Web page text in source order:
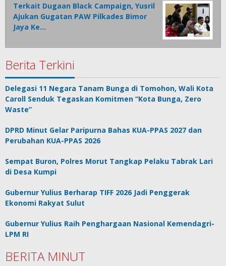
Terkait Dugaan Black Campaign, Yusril
Ajukan Gugatan PAW Pilkades Bimor
Jaya Ke…
Berita Terkini
Delegasi 11 Negara Tanam Bunga di Tomohon, Wali Kota
Caroll Senduk Tegaskan Komitmen “Kota Bunga, Zero
Waste”
DPRD Minut Gelar Paripurna Bahas KUA-PPAS 2027 dan
Perubahan KUA-PPAS 2026
Sempat Buron, Polres Morut Tangkap Pelaku Tabrak Lari
di Desa Kumpi
Gubernur Yulius Berharap TIFF 2026 Jadi Penggerak
Ekonomi Rakyat Sulut
Gubernur Yulius Raih Penghargaan Nasional Kemendagri-
LPM RI
BERITA MINUT